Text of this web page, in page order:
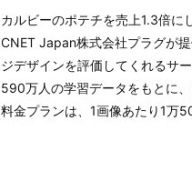
カルビーのポテチを売上1.3倍に
CNET Japan株式会社プラグが
ジデザインを評価してくれるサー
590万人の学習データをもとに、
料金プランは、1画像あたり1万